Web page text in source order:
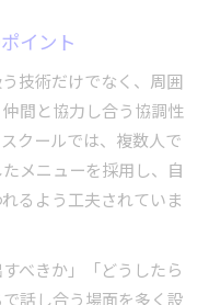
イント
技術だけでなく、周囲
間と協力し合う協調性
クールでは、複数人で
メニューを採用し、自
るよう工夫されていま
べきか」「どうしたら
話し合う場面を多く設